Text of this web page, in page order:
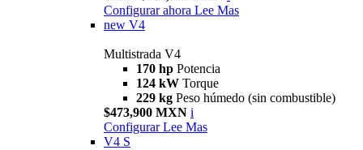
Configurar ahora Lee Mas
new V4
Multistrada V4
170 hp Potencia
124 kW Torque
229 kg Peso húmedo (sin combustible)
$473,900 MXN i
Configurar Lee Mas
V4 S